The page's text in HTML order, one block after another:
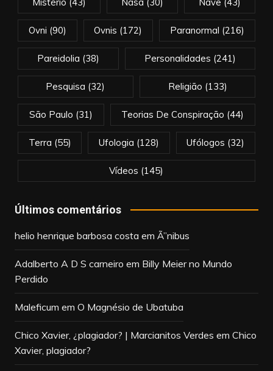
Ovni (90) Ovnis (172) Paranormal (216)
Pareidolia (38) Personalidades (241)
Pesquisa (32) Religião (133)
São Paulo (31) Teorias De Conspiração (44)
Terra (55) Ufologia (128) Ufólogos (32)
Vídeos (145)
Últimos comentários
helio henrique barbosa costa em Ã”nibus
Adalberto A D S carneiro em Billy Meier no Mundo
Perdido
Maleficum em O Magnésio de Ubatuba
Chico Xavier, ¿plagiador? | Marcianitos Verdes em Chico
Xavier, plagiador?